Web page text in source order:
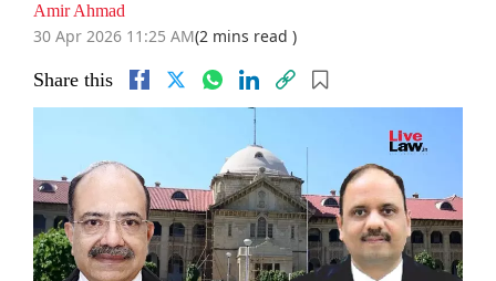
Amir Ahmad
30 Apr 2026 11:25 AM(2 mins read )
Share this